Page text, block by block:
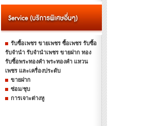
รับซื้อเพชร ขายเพชร ซื้อเพชร รับซื้อ
รับจำนำ รับจำนำเพชร ขายฝาก ทอง
รับซื้อพระทองคำ พระทองคำ แหวน
เพชร และเครื่องประดับ
ขายฝาก
ซ่อม/ชุบ
การเจาะต่างหู